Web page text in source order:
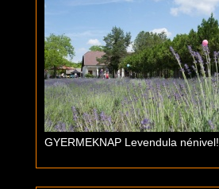
GYERMEKNAP Levendula nénivel!